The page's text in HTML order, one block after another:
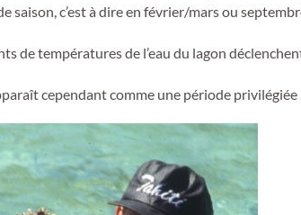
saison, c’est à dire en février/mars ou
de températures de l’eau du lagon
cependant comme une période privilégiée .